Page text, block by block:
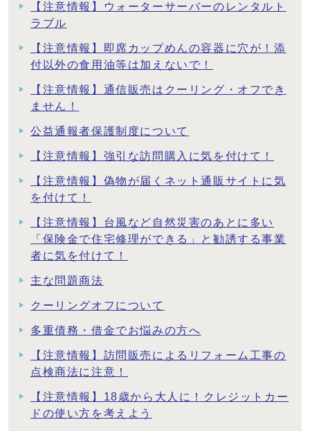
【注意情報】ウォーターサーバーのレンタルト
ラブル
【注意情報】即席カップめんの容器に穴が！添
付以外の食用油等は加えないで！
【注意情報】通信販売はクーリング・オフでき
ません！
公益通報者保護制度について
【注意情報】強引な訪問購入に気を付けて！
【注意情報】偽物が届くネット通販サイトに気
を付けて！
【注意情報】台風など自然災害のあとに多い
「保険金で住宅修理ができる」と勧誘する事業
者に気を付けて！
主な問題商法
クーリングオフについて
多重債務・借金でお悩みの方へ
【注意情報】訪問販売によるリフォーム工事の
点検商法に注意！
【注意情報】18歳から大人に！クレジットカー
ドの使い方を考えよう